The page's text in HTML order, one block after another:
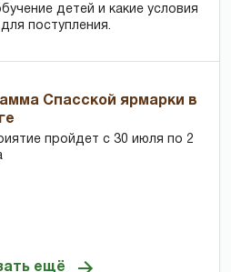
детей и какие условия
поступления.
Спасской ярмарки в
пройдет с 30 июля по 2
ещё